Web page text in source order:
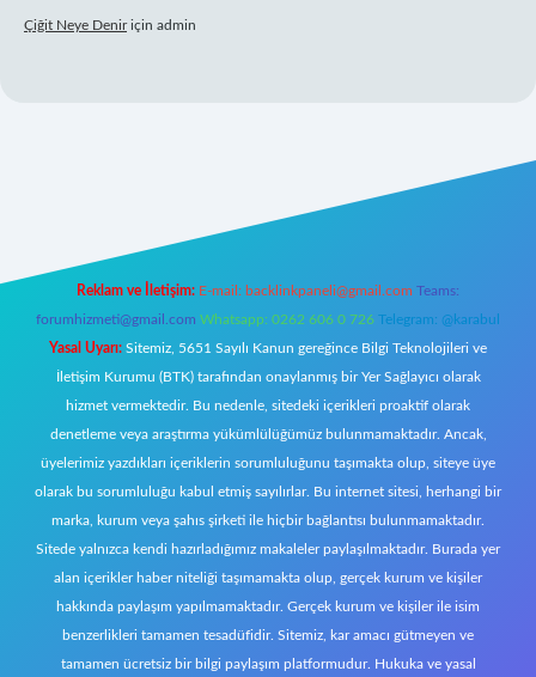
Çiğit Neye Deniriçin admin
Reklam ve İletişim: E-mail: backlinkpaneli@gmail.com Teams:
forumhizmeti@gmail.com Whatsapp: 0262 606 0 726 Telegram: @karabul
Yasal Uyarı: Sitemiz, 5651 Sayılı Kanun gereğince Bilgi Teknolojileri ve
İletişim Kurumu (BTK) tarafından onaylanmış bir Yer Sağlayıcı olarak
hizmet vermektedir. Bu nedenle, sitedeki içerikleri proaktif olarak
denetleme veya araştırma yükümlülüğümüz bulunmamaktadır. Ancak,
üyelerimiz yazdıkları içeriklerin sorumluluğunu taşımakta olup, siteye üye
olarak bu sorumluluğu kabul etmiş sayılırlar. Bu internet sitesi, herhangi bir
marka, kurum veya şahıs şirketi ile hiçbir bağlantısı bulunmamaktadır.
Sitede yalnızca kendi hazırladığımız makaleler paylaşılmaktadır. Burada yer
alan içerikler haber niteliği taşımamakta olup, gerçek kurum ve kişiler
hakkında paylaşım yapılmamaktadır. Gerçek kurum ve kişiler ile isim
benzerlikleri tamamen tesadüfidir. Sitemiz, kar amacı gütmeyen ve
tamamen ücretsiz bir bilgi paylaşım platformudur. Hukuka ve yasal